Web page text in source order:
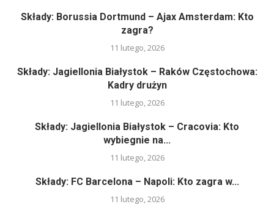
Składy: Borussia Dortmund – Ajax Amsterdam: Kto
zagra?
11 lutego, 2026
Składy: Jagiellonia Białystok – Raków Częstochowa:
Kadry drużyn
11 lutego, 2026
Składy: Jagiellonia Białystok – Cracovia: Kto
wybiegnie na...
11 lutego, 2026
Składy: FC Barcelona – Napoli: Kto zagra w...
11 lutego, 2026